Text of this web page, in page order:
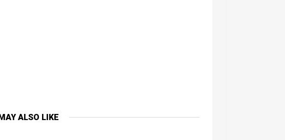
ALSO LIKE